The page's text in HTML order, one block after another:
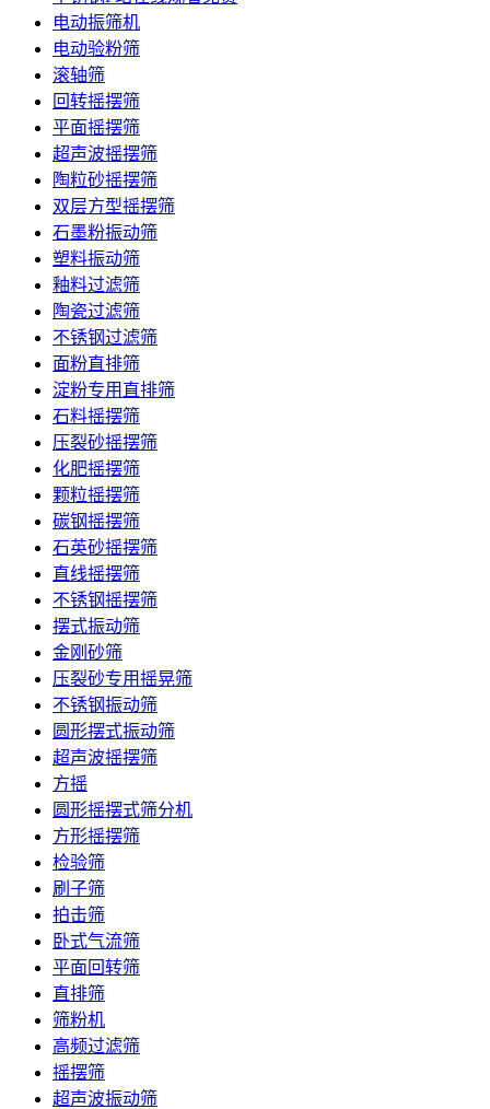
电动振筛机
电动验粉筛
滚轴筛
回转摇摆筛
平面摇摆筛
超声波摇摆筛
陶粒砂摇摆筛
双层方型摇摆筛
石墨粉振动筛
塑料振动筛
釉料过滤筛
陶瓷过滤筛
不锈钢过滤筛
面粉直排筛
淀粉专用直排筛
石料摇摆筛
压裂砂摇摆筛
化肥摇摆筛
颗粒摇摆筛
碳钢摇摆筛
石英砂摇摆筛
直线摇摆筛
不锈钢摇摆筛
摆式振动筛
金刚砂筛
压裂砂专用摇晃筛
不锈钢振动筛
圆形摆式振动筛
超声波摇摆筛
方摇
圆形摇摆式筛分机
方形摇摆筛
检验筛
刷子筛
拍击筛
卧式气流筛
平面回转筛
直排筛
筛粉机
高频过滤筛
摇摆筛
超声波振动筛